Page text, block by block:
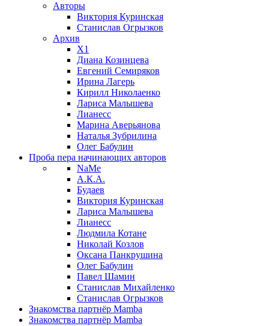
Авторы
Виктория Куринская
Станислав Огрызков
Архив
X1
Диана Козинцева
Евгений Семиряков
Ирина Лагерь
Кирилл Николаенко
Лариса Малышева
Лианесс
Марина Аверьянова
Наталья Зубрилина
Олег Бабулин
Проба пера начинающих авторов
NaMe
А.К.А.
Будаев
Виктория Куринская
Лариса Малышева
Лианесс
Людмила Котане
Николай Козлов
Оксана Панкрушина
Олег Бабулин
Павел Шамин
Станислав Михайленко
Станислав Огрызков
Знакомства партнёр Mamba
Знакомства партнёр Mamba